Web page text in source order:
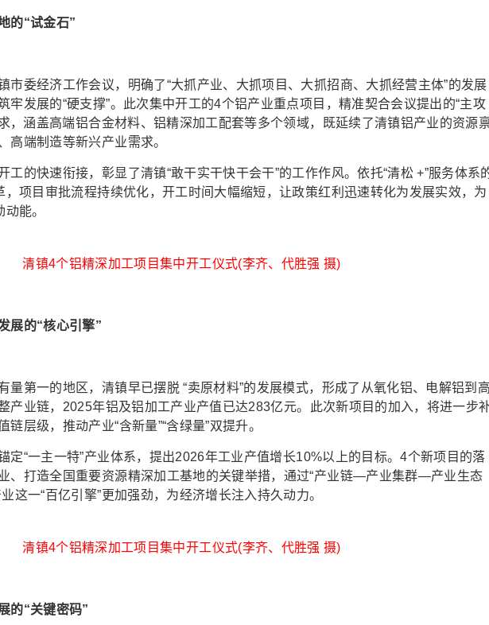
的“试金石”
委经济工作会议，明确了“大抓产业、大抓项目、大抓招商、大抓经营主体”的发展
牢发展的“硬支撑”。此次集中开工的4个铝产业重点项目，精准契合会议提出的“主攻
，涵盖高端铝合金材料、铝精深加工配套等多个领域，既延续了清镇铝产业的资源
高端制造等新兴产业需求。
的快速衔接，彰显了清镇“敢干实干快干会干”的工作作风。依托“清松 +”服务体系
，项目审批流程持续优化，开工时间大幅缩短，让政策红利迅速转化为发展实效，为
能。
清镇4个铝精深加工项目集中开工仪式(李齐、代胜强 摄)
展的“核心引擎”
第一的地区，清镇早已摆脱 “卖原材料”的发展模式，形成了从氧化铝、电解铝到
产业链，2025年铝及铝加工产业产值已达283亿元。此次新项目的加入，将进一步
层级，推动产业“含新量”“含绿量”双提升。
“一主一特”产业体系，提出2026年工业产值增长10%以上的目标。4个新项目的落
、打造全国重要资源精深加工基地的关键举措，通过“产业链—产业集群—产业生态
这一“百亿引擎”更加强劲，为经济增长注入持久动力。
清镇4个铝精深加工项目集中开工仪式(李齐、代胜强 摄)
的“关键密码”